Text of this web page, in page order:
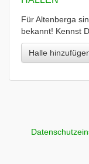
Für Altenberga
bekannt! Kennst
Halle